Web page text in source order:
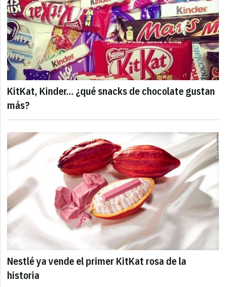
KitKat, Kinder... ¿qué snacks de chocolate gustan
más?
Nestlé ya vende el primer KitKat rosa de la
historia